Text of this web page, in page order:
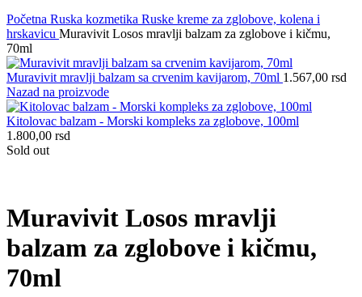
Početna Ruska kozmetika Ruske kreme za zglobove, kolena i
hrskavicu Muravivit Losos mravlji balzam za zglobove i kičmu,
70ml
Muravivit mravlji balzam sa crvenim kavijarom, 70ml 1.567,00 rsd
Nazad na proizvode
Kitolovac balzam - Morski kompleks za zglobove, 100ml
1.800,00 rsd
Sold out
Muravivit Losos mravlji
balzam za zglobove i kičmu,
70ml